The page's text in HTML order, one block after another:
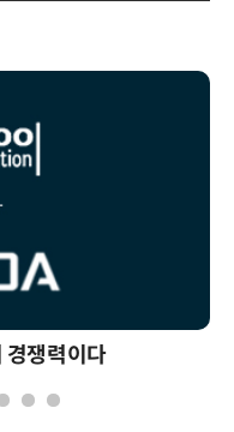
경쟁력이다